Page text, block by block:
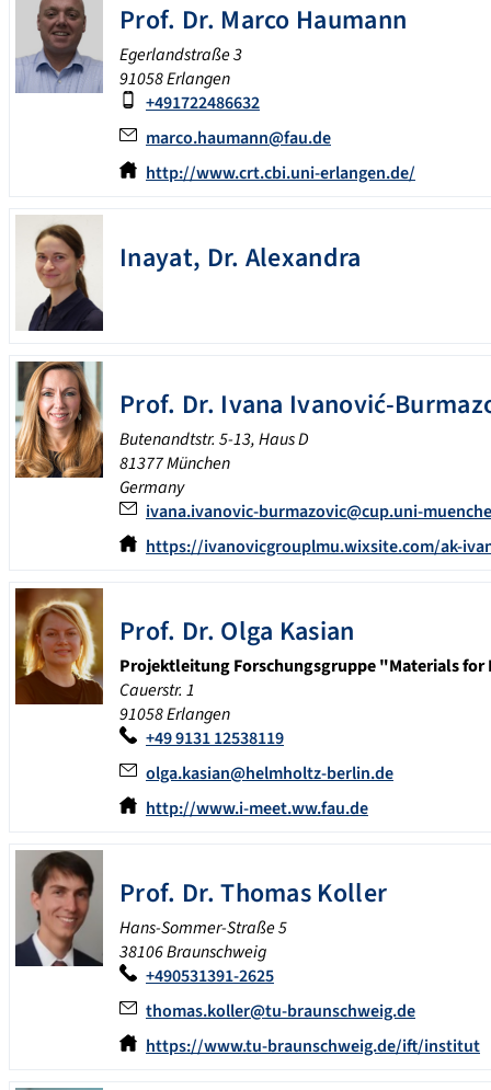
Prof. Dr. Marco Haumann
Egerlandstraße 3
91058 Erlangen
+491722486632
marco.haumann@fau.de
http://www.crt.cbi.uni-erlangen.de/
Inayat, Dr. Alexandra
Prof. Dr. Ivana Ivanović-
Butenandtstr. 5-13, Haus D
81377München
Germany
ivana.ivanovic-burmazovic@cup.uni-
https://ivanovicgrouplmu.wixsite.com/ak-
Prof. Dr. Olga Kasian
Projektleitung Forschungsgruppe "Materials
Cauerstr. 1
91058 Erlangen
+49 9131 12538119
olga.kasian@helmholtz-berlin.de
http://www.i-meet.ww.fau.de
Prof. Dr. Thomas Koller
Hans-Sommer-Straße 5
38106Braunschweig
+490531391-2625
thomas.koller@tu-braunschweig.de
https://www.tu-braunschweig.de/ift/institut